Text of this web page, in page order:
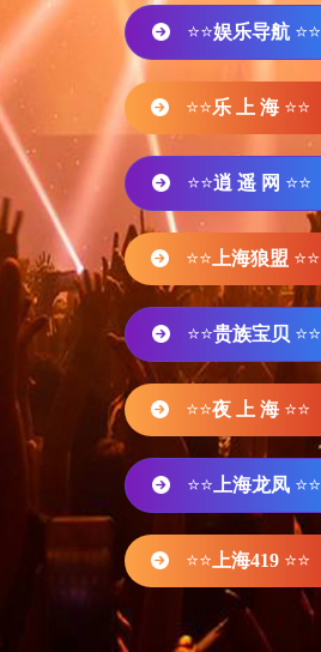
⭐⭐娱乐导航 ⭐⭐
⭐⭐乐 上 海 ⭐⭐
⭐⭐逍 遥 网 ⭐⭐
⭐⭐ 上海狼盟 ⭐⭐
⭐⭐贵族宝贝 ⭐⭐
⭐⭐夜 上 海 ⭐⭐
⭐⭐ 上海龙凤 ⭐⭐
⭐⭐ 上海419 ⭐⭐